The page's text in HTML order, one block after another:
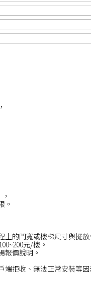
。
的門寬或樓梯尺寸與擺放
元/樓。
報價說明。
拒收、無法正常安裝等